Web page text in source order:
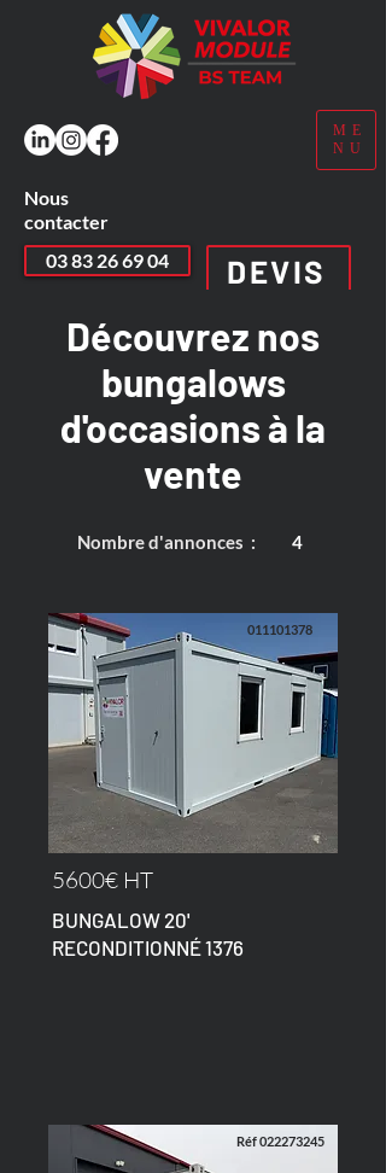
ME
NU
03 83 26 69 04 DEVIS
Nous
contacter
Découvrez nos
bungalows
d'occasions à la
vente
Nombre d'annonces : 4
011101378
5600€ HT
BUNGALOW 20'
RECONDITIONNÉ 1376
Réf022273245